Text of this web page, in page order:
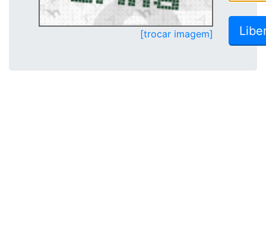
[trocar imagem]